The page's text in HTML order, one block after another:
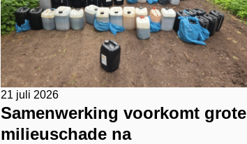
Samenwerking voorkomt grote
milieuschade na
21 juli 2026